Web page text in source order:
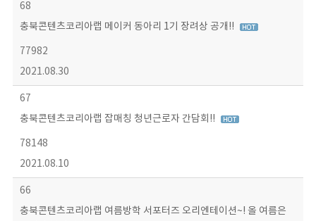
68
충북콘텐츠코리아랩 메이커 동아리 1기 장려상 공개!!
77982
2021.08.30
67
충북콘텐츠코리아랩 잡매칭 청년근로자 간담회!!
78148
2021.08.10
66
충북콘텐츠코리아랩 여름방학 서포터즈 오리엔테이션~! 올 여름은